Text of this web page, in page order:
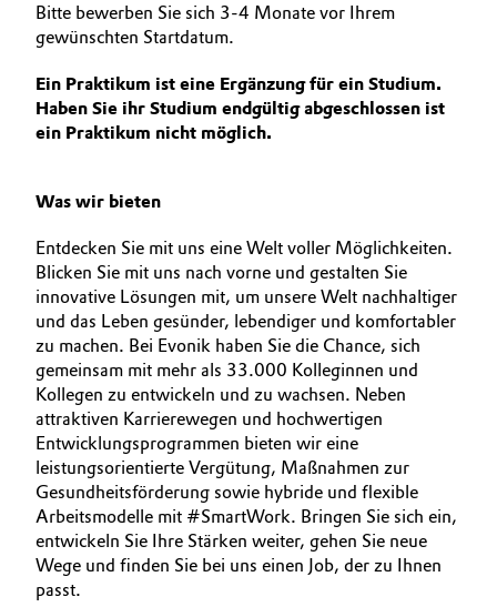
Chemical Industry
Circular Economy
Coatings, Paints & Printing
Composites
Consumer Goods & Lifestyle
Electronics & Telecommunications
Energy, Environment & Utilities
Food & Beverage
Green Hydrogen
Home Care & Cleaning
Industrial Manufacturing & Machinery
Struktur
Business Lines
Weltweite Standorte
Einkauf
Governance & Compliance
Allgemeine Verkaufs- und Lieferbedingungen
(AVB)
Business Lines
Karriere
Investor Relations
Bitte bewerben Sie sich 3-4 Monate vor Ihrem
gewünschten Startdatum.
Ein Praktikum ist eine Ergänzung für ein Studium.
Haben Sie ihr Studium endgültig abgeschlossen ist
ein Praktikum nicht möglich.
Was wir bieten
Entdecken Sie mit uns eine Welt voller Möglichkeiten.
Blicken Sie mit uns nach vorne und gestalten Sie
innovative Lösungen mit, um unsere Welt nachhaltiger
und das Leben gesünder, lebendiger und komfortabler
zu machen. Bei Evonik haben Sie die Chance, sich
gemeinsam mit mehr als 33.000 Kolleginnen und
Kollegen zu entwickeln und zu wachsen. Neben
attraktiven Karrierewegen und hochwertigen
Entwicklungsprogrammen bieten wir eine
leistungsorientierte Vergütung, Maßnahmen zur
Gesundheitsförderung sowie hybride und flexible
Arbeitsmodelle mit #SmartWork. Bringen Sie sich ein,
entwickeln Sie Ihre Stärken weiter, gehen Sie neue
Wege und finden Sie bei uns einen Job, der zu Ihnen
passt.